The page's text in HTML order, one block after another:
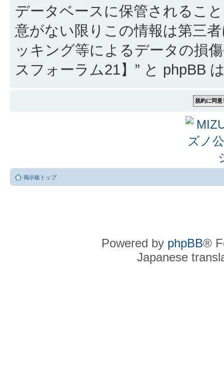
データベースに保管されるこ
意がない限りこの情報は第三
ッキング等によるデータの損
スフォーラム21】” と phpBB
掲示板トップ
Powered by phpBB®
Japanese